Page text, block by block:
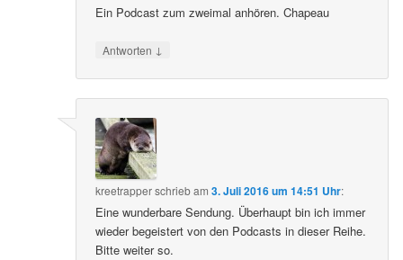
Ein Podcast zum zweimal anhören. Chapeau
Antworten ↓
kreetrapperschriebam3. Juli 2016 um 14:51 Uhr:
Eine wunderbare Sendung. Überhaupt bin ich immer
wieder begeistert von den Podcasts in dieser Reihe.
Bitte weiter so.